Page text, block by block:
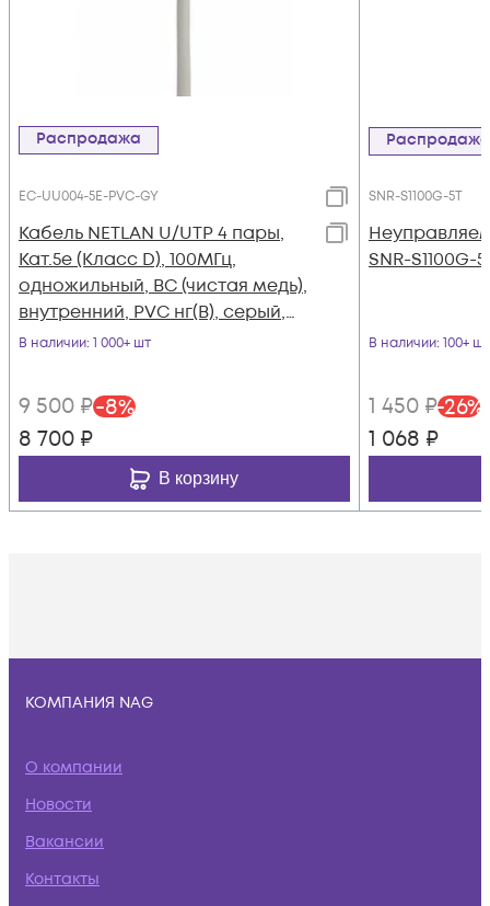
Распродажа
EC-UU004-5E-PVC-GY
Кабель NETLAN U/UTP 4 пары,
Кат.5e (Класс D), 100МГц,
одножильный, BC (чистая медь),
внутренний, PVC нг(B), серый,
305м
В наличии: 1 000+ шт
9 500 ₽-8%
8 700 ₽
В корзину
Распродажа
SNR-S1100G-5T
SNR-S1100G-
В наличии: 100+ шт
1 450 ₽-26%
1 068 ₽
КОМПАНИЯ NAG
О компании
Новости
Вакансии
Контакты